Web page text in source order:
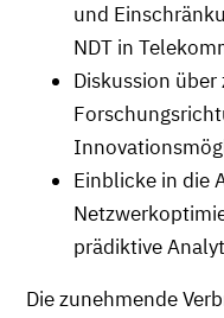
und
NDT in
Diskussion
Einblicke in die
prädiktive
Die zunehmende